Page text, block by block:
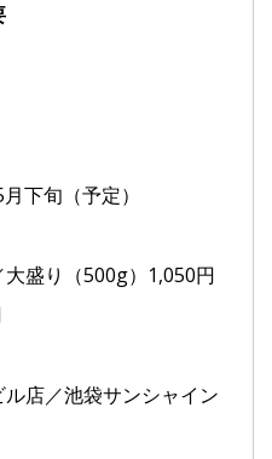
下旬（予定）
盛り（500g）1,050円
店／池袋サンシャイン